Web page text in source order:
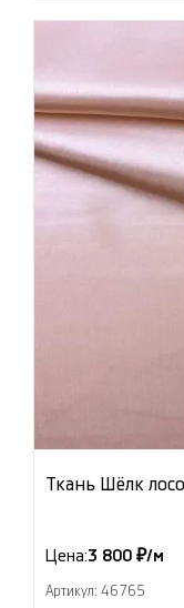
Ткань Шёлк
Цена:3 800 ₽/м
Артикул: 46765